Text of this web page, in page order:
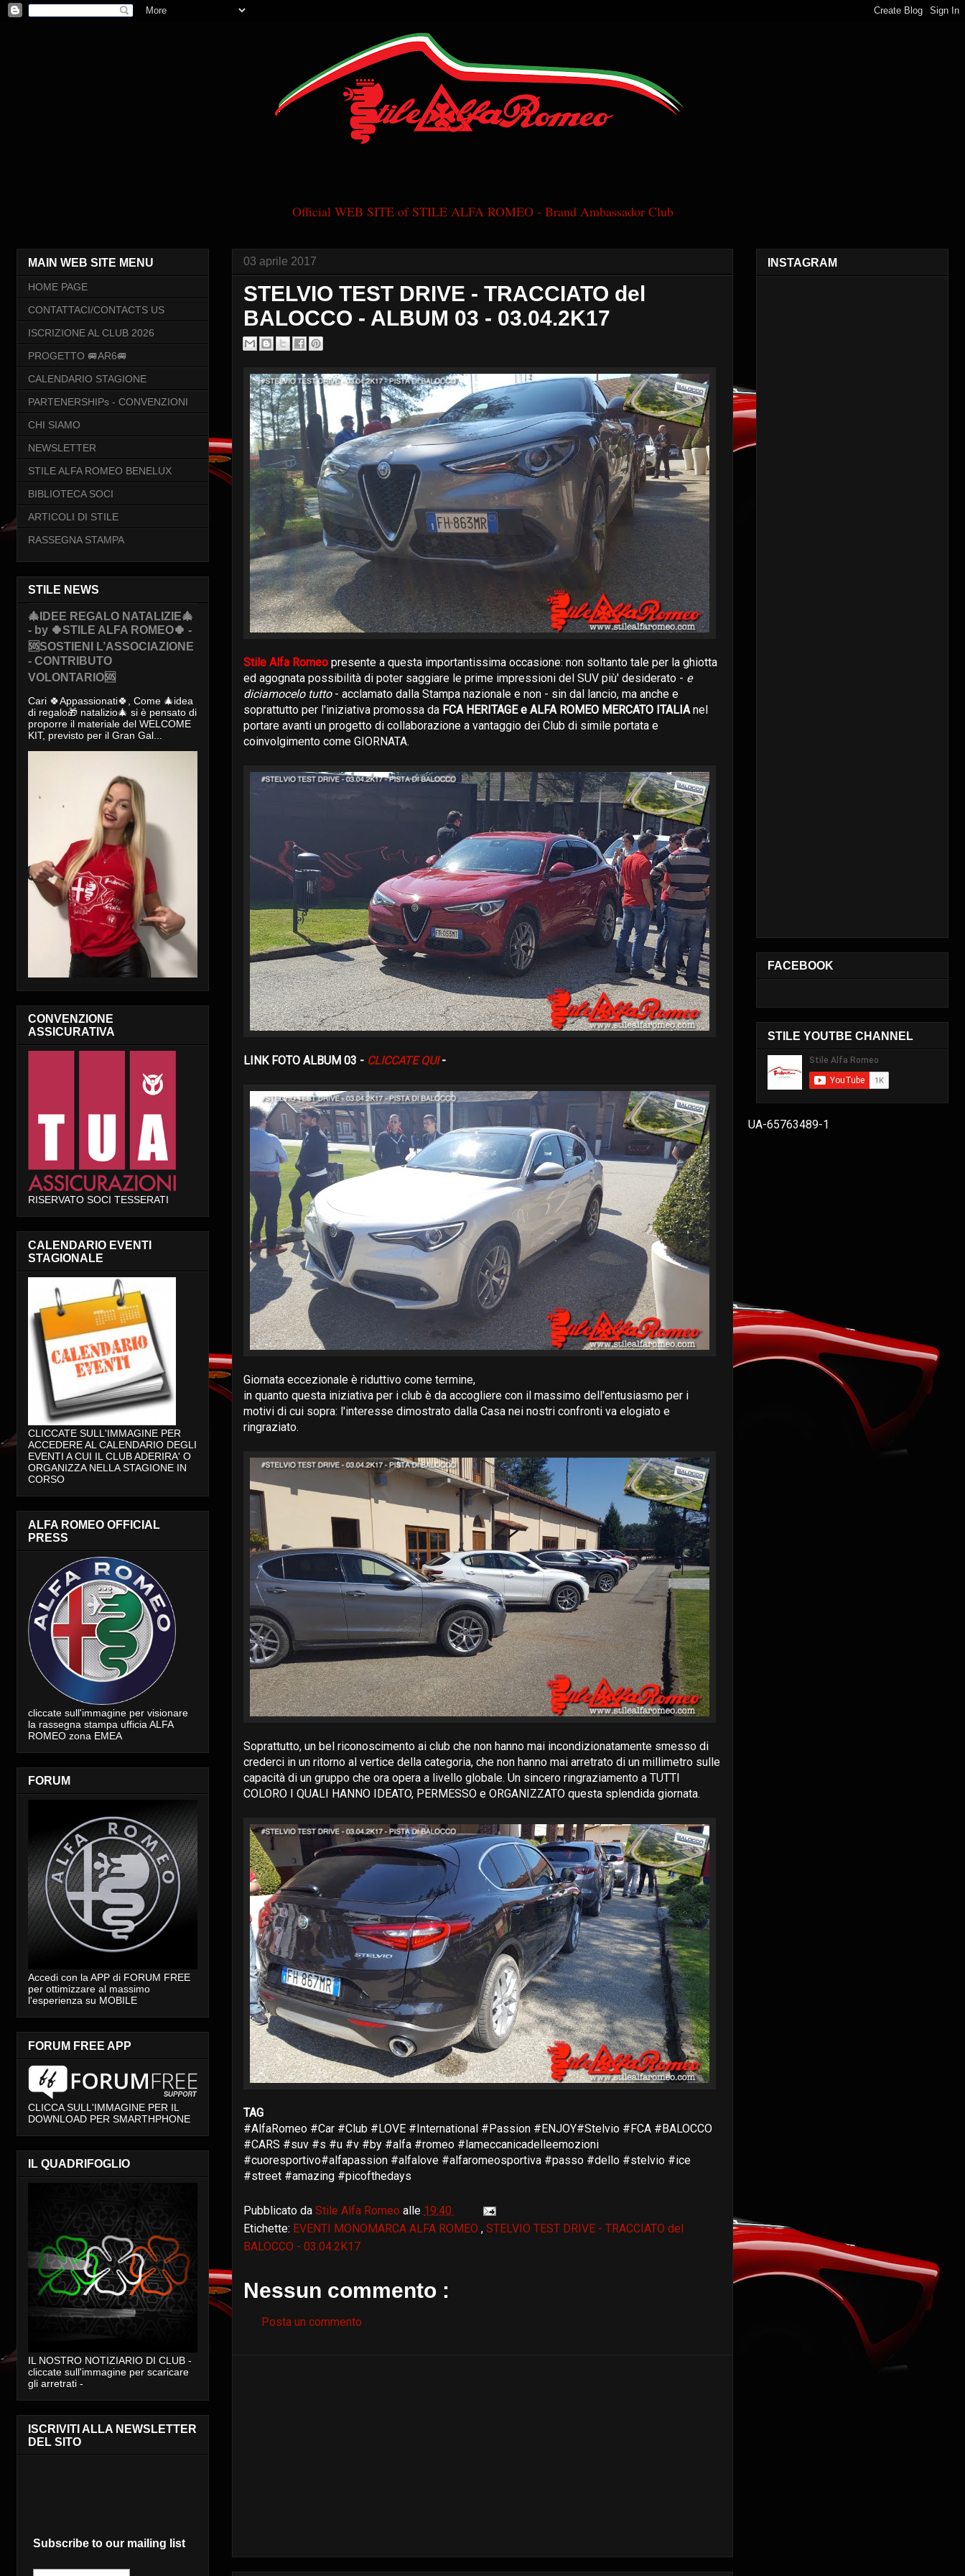
Official WEB SITE of STILE ALFA ROMEO - Brand Ambassador Club
03 aprile 2017
STELVIO TEST DRIVE - TRACCIATO del
BALOCCO - ALBUM 03 - 03.04.2K17
Stile Alfa Romeo presente a questa importantissima occasione: non soltanto tale per la ghiotta
ed agognata possibilità di poter saggiare le prime impressioni del SUV più' desiderato - e
diciamocelo tutto- acclamato dalla Stampa nazionale e non - sin dal lancio, ma anche e
soprattutto per l'iniziativa promossa da FCA HERITAGE e ALFA ROMEO MERCATO ITALIAnel
portare avanti un progetto di collaborazione a vantaggio dei Club di simile portata e
coinvolgimento come GIORNATA.
LINK FOTO ALBUM 03 - CLICCATE QUI-
Giornata eccezionale è riduttivo come termine,
in quanto questa iniziativa per i club è da accogliere con il massimo dell'entusiasmo per i
motivi di cui sopra: l'interesse dimostrato dalla Casa nei nostri confronti va elogiato e
ringraziato.
Soprattutto, un bel riconoscimento ai club che non hanno mai incondizionatamente smesso di
crederci in un ritorno al vertice della categoria, che non hanno mai arretrato di un millimetro sulle
capacità di un gruppo che ora opera a livello globale. Un sincero ringraziamento a TUTTI
COLORO I QUALI HANNO IDEATO, PERMESSO e ORGANIZZATO questa splendida giornata.
TAG
#AlfaRomeo #Car #Club #LOVE #International #Passion #ENJOY#Stelvio #FCA #BALOCCO
#CARS #suv #s #u #v #by #alfa #romeo #lameccanicadelleemozioni
#cuoresportivo#alfapassion #alfalove #alfaromeosportiva #passo #dello #stelvio #ice
#street #amazing #picofthedays
Pubblicato da Stile Alfa Romeo alle 19:40
Etichette: EVENTI MONOMARCA ALFA ROMEO , STELVIO TEST DRIVE - TRACCIATO del
BALOCCO - 03.04.2K17
Nessun commento :
Posta un commento
MAIN WEB SITE MENU
HOME PAGE
CONTATTACI/CONTACTS US
ISCRIZIONE AL CLUB 2026
PROGETTO 🚐AR6🚐
CALENDARIO STAGIONE
PARTENERSHIPs - CONVENZIONI
CHI SIAMO
NEWSLETTER
STILE ALFA ROMEO BENELUX
BIBLIOTECA SOCI
ARTICOLI DI STILE
RASSEGNA STAMPA
STILE NEWS
🎄IDEE REGALO NATALIZIE🎄
- by 🍀STILE ALFA ROMEO🍀 -
🆘SOSTIENI L’ASSOCIAZIONE
- CONTRIBUTO
VOLONTARIO🆘
Cari 🍀Appassionati🍀, Come 🎄idea
di regalo🎁 natalizio🎄 si è pensato di
proporre il materiale del WELCOME
KIT, previsto per il Gran Gal...
CONVENZIONE
ASSICURATIVA
RISERVATO SOCI TESSERATI
CALENDARIO EVENTI
STAGIONALE
CLICCATE SULL'IMMAGINE PER
ACCEDERE AL CALENDARIO DEGLI
EVENTI A CUI IL CLUB ADERIRA' O
ORGANIZZA NELLA STAGIONE IN
CORSO
ALFA ROMEO OFFICIAL
PRESS
cliccate sull'immagine per visionare
la rassegna stampa ufficia ALFA
ROMEO zona EMEA
FORUM
Accedi con la APP di FORUM FREE
per ottimizzare al massimo
l'esperienza su MOBILE
FORUM FREE APP
CLICCA SULL'IMMAGINE PER IL
DOWNLOAD PER SMARTHPHONE
IL QUADRIFOGLIO
IL NOSTRO NOTIZIARIO DI CLUB -
cliccate sull'immagine per scaricare
gli arretrati -
ISCRIVITI ALLA NEWSLETTER
DEL SITO
Subscribe to our mailing list
INSTAGRAM
FACEBOOK
STILE YOUTBE CHANNEL
UA-65763489-1